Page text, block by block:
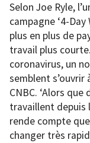
Selon Joe Ryle,
campagne ‘4-Day
plus en plus de
travail plus
coronavirus, un
semblent s’ouvrir
CNBC. ‘Alors
travaillent depuis
rende compte
changer très